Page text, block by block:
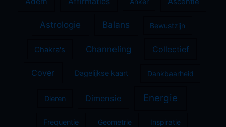
Astrologie Balans Bewustzijn
Chakra's Channeling Collectief
Cover Dagelijkse kaart Dankbaarheid
Dieren Dimensie Energie
Frequentie Geometrie Inspiratie